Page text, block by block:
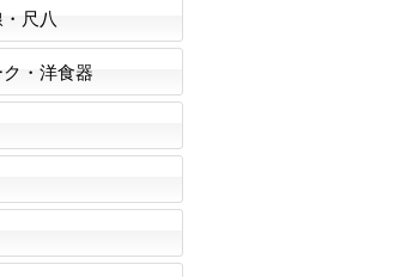
尺八
・洋食器